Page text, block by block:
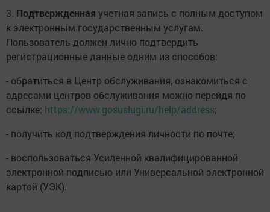
3. Подтвержденная учетная запись с полным доступом
к электронным государственным услугам.
Пользователь должен лично подтвердить
регистрационные данные одним из способов:
- обратиться в Центр обслуживания, ознакомиться с
адресами центров обслуживания можно перейдя по
ссылке: https://www.gosuslugi.ru/help/address;
- получить код подтверждения личности по почте;
- воспользоваться Усиленной квалифицированной
электронной подписью или Универсальной электронной
картой (УЭК).